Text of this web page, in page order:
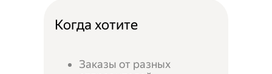
Когда хотите
Заказы от разных